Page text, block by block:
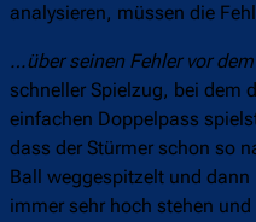
analysieren, müssen die
…über seinen Fehler vor
schneller Spielzug, bei dem
einfachen Doppelpass
dass der Stürmer schon so
Ball weggespitzelt und
immer sehr hoch stehen